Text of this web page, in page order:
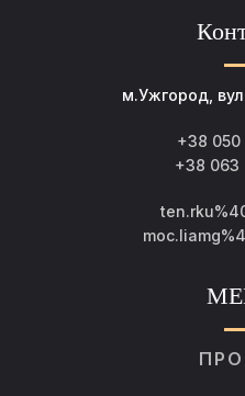
м.Ужгород,
+38 050
+38 063